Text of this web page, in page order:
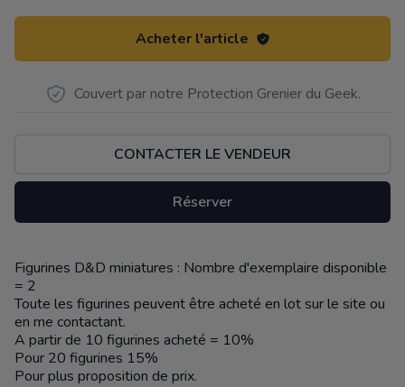
Acheter l'article
Couvert par notre Protection Grenier du Geek.
CONTACTER LE VENDEUR
Réserver
Description
Figurines D&D miniatures : Nombre d'exemplaire disponible
= 2
Toute les figurines peuvent être acheté en lot sur le site ou
en me contactant.
A partir de 10 figurines acheté = 10%
Pour 20 figurines 15%
Pour plus proposition de prix.